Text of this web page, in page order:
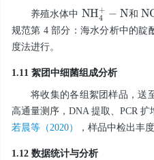
养殖水体中
N 4+-
N
和
-N
规范第 4 部分：海水分析中的靛
度法进行。
1.11 絮团中细菌组成分析
将收集的各组絮团样品，送
高通量测序，DNA 提取、PCR
若晨等（2020）
，样品中检出丰
1.12 数据统计与分析